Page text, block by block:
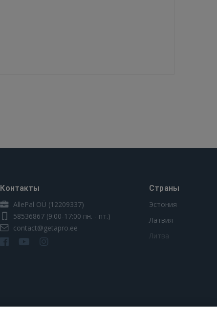
Контакты
AllePal OÜ (12209337)
58536867 (9:00-17:00 пн. - пт.)
contact@getapro.ee
Страны
Эстония
Латвия
Литва